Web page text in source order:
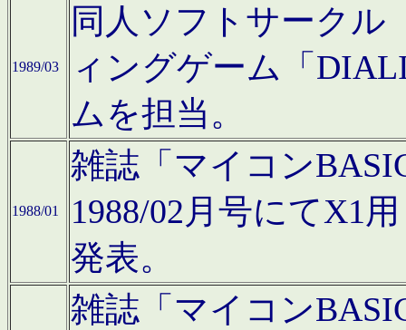
1989/03
同人ソフトサークル
ィングゲーム「
ムを担当。
1988/01
雑誌「マイコン
1988/02月号にてX1
発表。
雑誌「マイコン